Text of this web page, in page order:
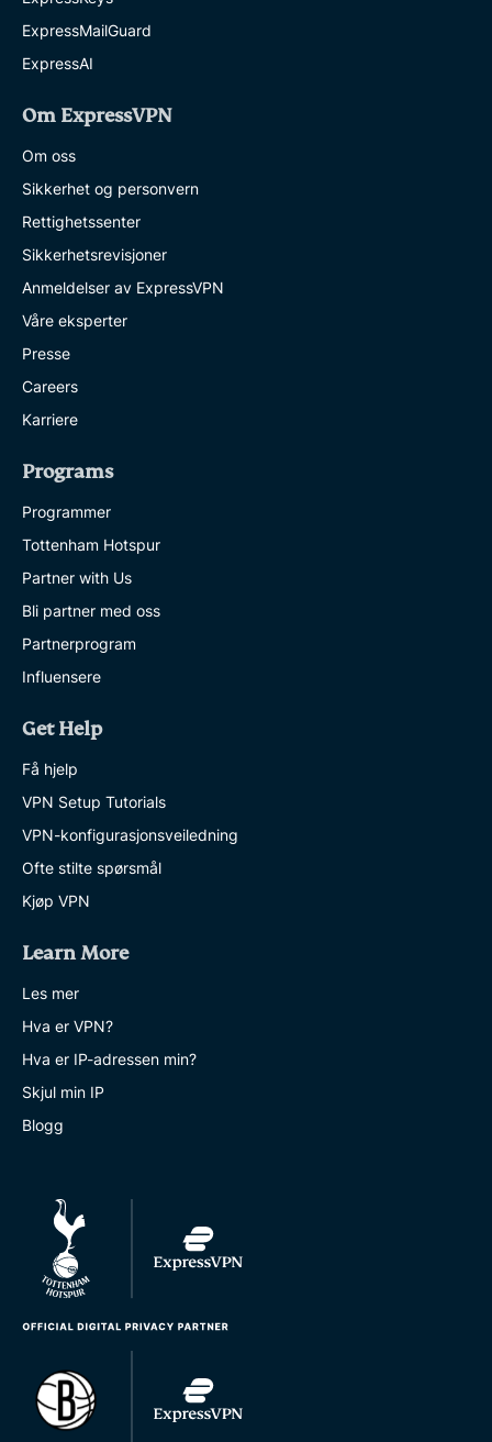
ExpressMailGuard
ExpressAI
Om ExpressVPN
Om oss
Sikkerhet og personvern
Rettighetssenter
Sikkerhetsrevisjoner
Anmeldelser av ExpressVPN
Våre eksperter
Presse
Careers
Karriere
Programs
Programmer
Tottenham Hotspur
Partner with Us
Bli partner med oss
Partnerprogram
Influensere
Get Help
Få hjelp
VPN Setup Tutorials
VPN-konfigurasjonsveiledning
Ofte stilte spørsmål
Kjøp VPN
Learn More
Les mer
Hva er VPN?
Hva er IP-adressen min?
Skjul min IP
Blogg